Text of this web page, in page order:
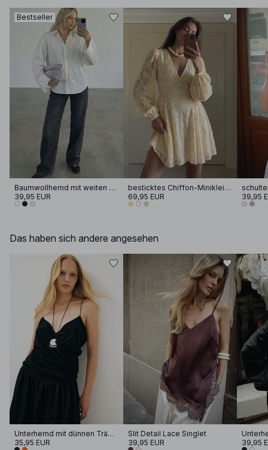
Bestseller
Baumwollhemd mit weiten Ärmeln
39,95 EUR
besticktes Chiffon-Minikleid mit langen Ärmeln
69,95 EUR
39,95
Das haben sich andere angesehen
Unterhemd mit dünnen Trägern
35,95 EUR
Slit Detail Lace Singlet
39,95 EUR
39,95